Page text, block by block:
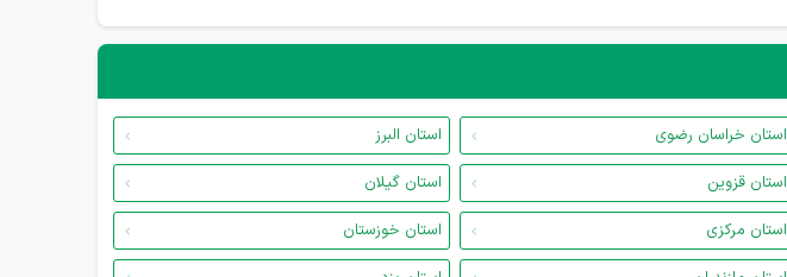
استان خراسان رضوی
استان البرز
استان قزوین
استان گیلان
استان مرکزی
استان خوزستان